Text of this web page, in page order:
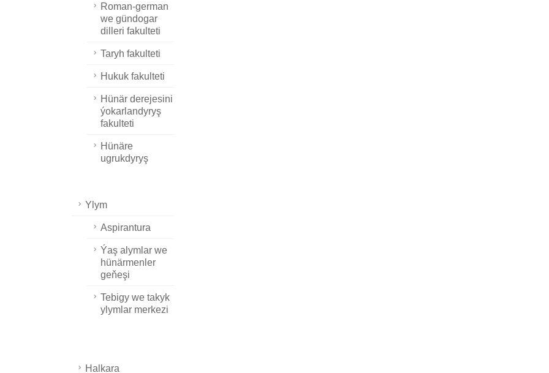
Roman-german
we gündogar
dilleri fakulteti
Taryh fakulteti
Hukuk fakulteti
Hünär derejesini
ýokarlandyryş
fakulteti
Hünäre
ugrukdyryş
Ylym
Aspirantura
Ýaş alymlar we
hünärmenler
geňeşi
Tebigy we takyk
ylymlar merkezi
Halkara